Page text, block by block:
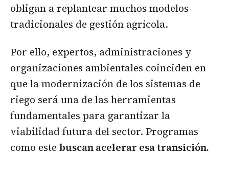
obligan a replantear muchos modelos
tradicionales de gestión agrícola.
Por ello, expertos, administraciones y
organizaciones ambientales coinciden en
que la modernización de los sistemas de
riego será una de las herramientas
fundamentales para garantizar la
viabilidad futura del sector. Programas
como este buscan acelerar esa transición.